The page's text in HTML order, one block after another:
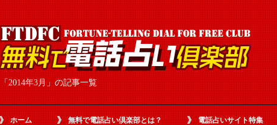
「2014年3月」の記事一覧
ホーム 無料で電話占い倶楽部とは？ 電話占いサイト特集